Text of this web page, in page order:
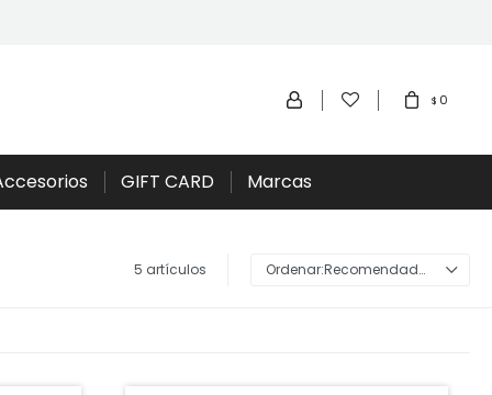
GIFT CARD Marcas
$ 0
5 artículos Recomendados